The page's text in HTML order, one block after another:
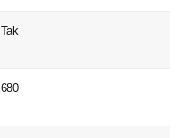
Tak
680